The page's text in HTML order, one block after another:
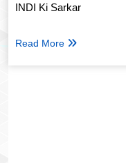
INDI Ki Sarkar
Read More